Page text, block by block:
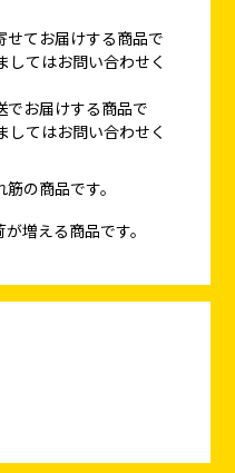
せてお届けする商品で
してはお問い合わせく
でお届けする商品で
してはお問い合わせく
の商品です。
増える商品です。